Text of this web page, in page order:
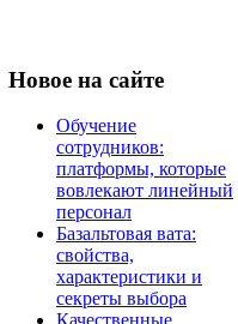
Новое на сайте
Обучение
сотрудников:
платформы, которые
вовлекают линейный
персонал
Базальтовая вата:
свойства,
характеристики и
секреты выбора